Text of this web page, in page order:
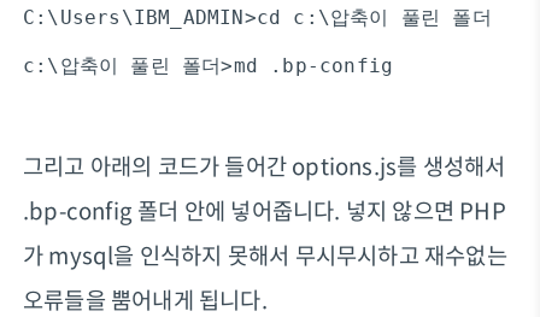
C:\Users\IBM_ADMIN>cd c:\압축이 풀린 폴더
그리고 아래의 코드가 들어간 options.js를 생성해서
.bp-config 폴더 안에 넣어줍니다. 넣지 않으면 PHP
가 mysql을 인식하지 못해서 무시무시하고 재수없는
오류들을 뿜어내게 됩니다.